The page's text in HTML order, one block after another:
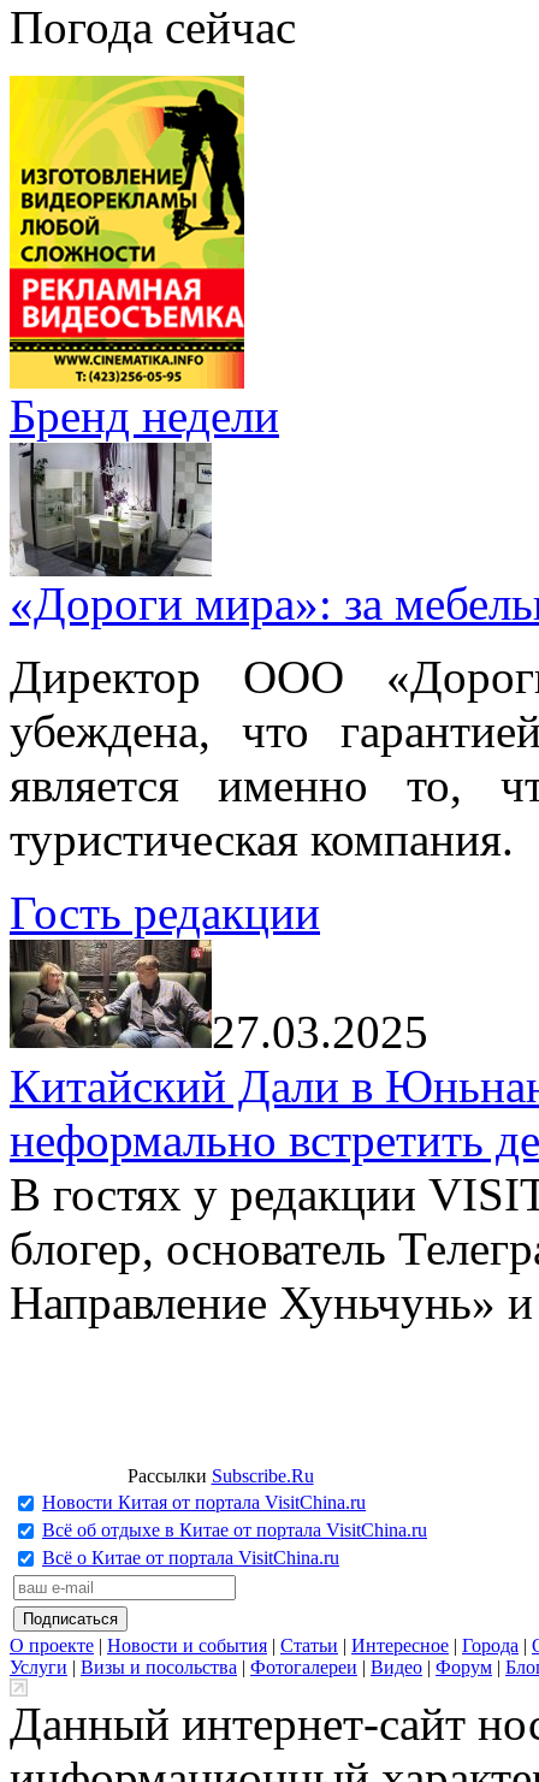
Погода сейчас
Бренд недели
«Дороги мира»: за
Директор ООО
убеждена, что
является именно то,
туристическая компания.
Гость редакции
27.03.2025
Китайский Дали в
неформально встретить
В гостях у редакции
блогер, основатель
Направление Хуньчунь»
Рассылки Subscribe.Ru
Новости Китая от портала VisitChina.ru
Всё об отдыхе в Китае от портала VisitChina.ru
Всё о Китае от портала VisitChina.ru
О проекте | Новости и события | Статьи | Интересное | Города |
Услуги | Визы и посольства | Фотогалереи | Видео | Форум |
Данный интернет-сайт